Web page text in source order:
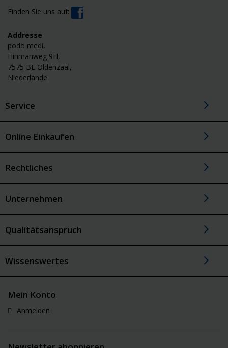
Finden Sie uns auf:
Addresse
podo medi,
Hinmanweg 9H,
7575 BE Oldenzaal,
Niederlande
Service
Online Einkaufen
Rechtliches
Unternehmen
Qualitätsanspruch
Wissenswertes
Mein Konto
Anmelden